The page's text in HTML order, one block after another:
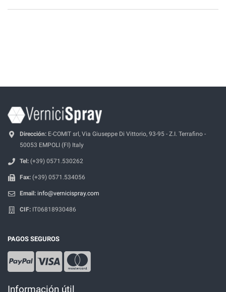
Dirección: E-COMIT srl, Via Giuseppe Di Vittorio, 93-95 - Z.I. Terrafino -
50053 EMPOLI (FI) Italy
Tel: (+39) 0571.530262
Fax: (+39) 0571.534056
Email: info@vernicispray.com
CIF: IT06818930486
PAGOS SEGUROS
Información útil